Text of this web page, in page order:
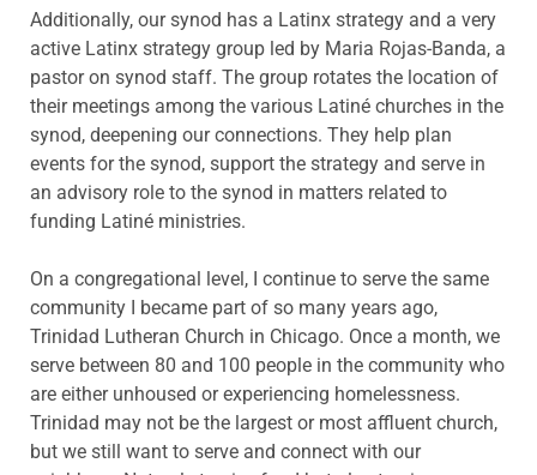
Additionally, our synod has a Latinx strategy and a very
active Latinx strategy group led by Maria Rojas-Banda, a
pastor on synod staff. The group rotates the location of
their meetings among the various Latiné churches in the
synod, deepening our connections. They help plan
events for the synod, support the strategy and serve in
an advisory role to the synod in matters related to
funding Latiné ministries.
On a congregational level, I continue to serve the same
community I became part of so many years ago,
Trinidad Lutheran Church in Chicago. Once a month, we
serve between 80 and 100 people in the community who
are either unhoused or experiencing homelessness.
Trinidad may not be the largest or most affluent church,
but we still want to serve and connect with our